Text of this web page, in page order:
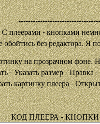
С плеерами - кнопками
обойтись без редактора. Я
на прозрачном фоне.
- Указать размер -
картинку плеера -
КОД ПЛЕЕРА - КНОПКИ